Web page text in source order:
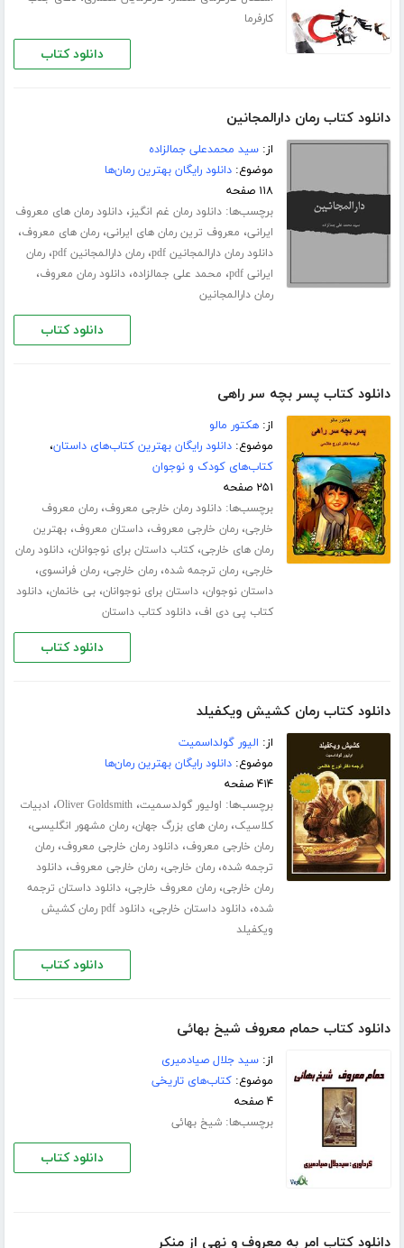
کارفرما
دانلود کتاب
دانلود کتاب رمان دارالمجانین
از:سید محمدعلی جمالزاده
موضوع:دانلود رایگان بهترین رمان‌ها
۱۱۸ صفحه
برچسب‌ها:دانلود رمان غم انگیز،دانلود رمان های معروف
ایرانی، معروف ترین رمان های ایرانی،رمان های معروف،
دانلود رمان دارالمجانین pdf ،رمان دارالمجانین pdf ،رمان
ایرانی pdf
، محمد علی جمالزاده،دانلود رمان معروف،
رمان دارالمجانین
دانلود کتاب
دانلود کتاب پسر بچه سر راهی
از:هکتور مالو
موضوع:دانلود رایگان بهترین کتاب‌های داستان،
کتاب‌های کودک و نوجوان
۲۵۱ صفحه
برچسب‌ها:دانلود رمان خارجی معروف،رمان معروف
خارجی،رمان خارجی معروف،داستان معروف،بهترین
رمان های خارجی،کتاب داستان برای نوجوانان،دانلود رمان
خارجی،رمان ترجمه شده،رمان خارجی،رمان فرانسوی،
داستان نوجوان،داستان برای نوجوانان،بی خانمان،دانلود
کتاب پی دی اف،دانلود کتاب داستان
دانلود کتاب
دانلود کتاب رمان کشیش ویکفیلد
از: الیور گولداسمیت
موضوع:دانلود رایگان بهترین رمان‌ها
۴۱۴ صفحه
برچسب‌ها: اولیور گولدسمیت،Oliver Goldsmith، ادبیات
کلاسیک،رمان های بزرگ جهان،رمان مشهور انگلیسی،
رمان خارجی معروف،دانلود رمان خارجی معروف،رمان
ترجمه شده،رمان خارجی،رمان خارجی معروف،دانلود
رمان خارجی،رمان معروف خارجی،دانلود داستان ترجمه
شده،دانلود داستان خارجی،
دانلود pdf رمان کشیش
ویکفیلد
دانلود کتاب
دانلود کتاب حمام معروف شیخ بهائی
از:سید جلال صیادمیری
موضوع:کتاب‌های تاریخی
۴ صفحه
برچسب‌ها:شیخ بهائی
دانلود کتاب
دانلود کتاب امر به معروف و نهی از منکر